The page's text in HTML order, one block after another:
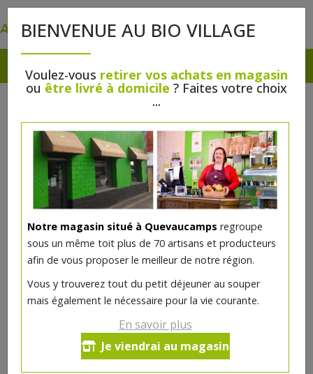
BIENVENUE AU BIO VILLAGE
Voulez-vous retirer vos achats en magasin
ou être livré à domicile ? Faites votre choix
...
Notre magasin situé à Quevaucamps regroupe
sous un même toit plus de 70 artisans et producteurs
afin de vous proposer le meilleur de notre région.
Vous y trouverez tout du petit déjeuner au souper
mais également le nécessaire pour la vie courante.
En savoir plus
Je viendrai au magasin
Yaourt écrémé cerise Ferme
Vandelannoitte